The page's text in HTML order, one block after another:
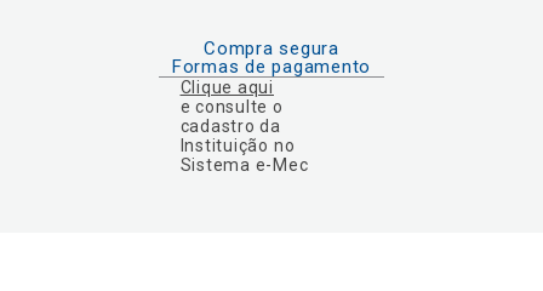
Compra segura
Formas de pagamento
Clique aqui
e consulte o
cadastro da
Instituição no
Sistema e-Mec